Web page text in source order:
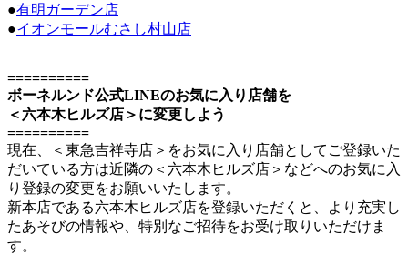
●有明ガーデン店
●イオンモールむさし村山店
==========
ボーネルンド公式LINEのお気に入り店舗を
＜六本木ヒルズ店＞に変更しよう
==========
現在、＜東急吉祥寺店＞をお気に入り店舗としてご登録いた
だいている方は近隣の＜六本木ヒルズ店＞などへのお気に入
り登録の変更をお願いいたします。
新本店である六本木ヒルズ店を登録いただくと、より充実し
たあそびの情報や、特別なご招待をお受け取りいただけま
す。